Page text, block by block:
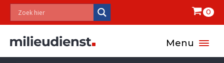
0
Menu